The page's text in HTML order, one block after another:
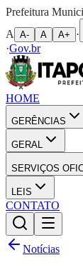
Prefeitura
A
A- A A+ ·
·Gov.br
HOME
GERÊNCIAS
GERAL
SERVIÇOS
LEIS
CONTATO
Notícias